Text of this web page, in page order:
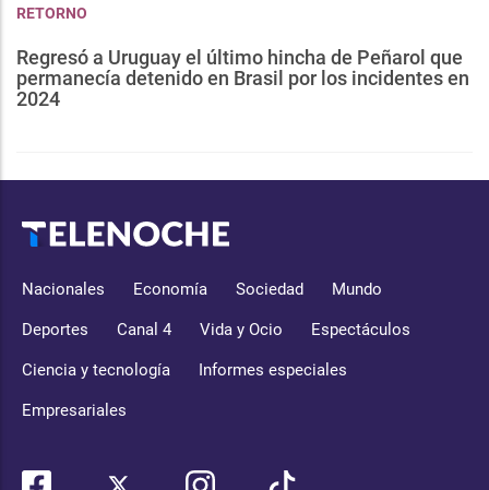
RETORNO
Regresó a Uruguay el último hincha de Peñarol que
permanecía detenido en Brasil por los incidentes en
2024
Nacionales Economía Sociedad Mundo
Deportes Canal 4 Vida y Ocio Espectáculos
Ciencia y tecnología Informes especiales
Empresariales